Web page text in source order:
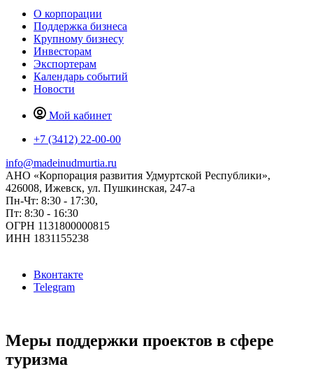
О корпорации
Поддержка бизнеса
Крупному бизнесу
Инвесторам
Экспортерам
Календарь событий
Новости
Мой кабинет
+7 (3412) 22-00-00
info@madeinudmurtia.ru
АНО «Корпорация развития Удмуртской Республики»,
426008, Ижевск, ул. Пушкинская, 247-а
Пн-Чт: 8:30 - 17:30,
Пт: 8:30 - 16:30
ОГРН 1131800000815
ИНН 1831155238
Вконтакте
Telegram
Меры поддержки проектов в сфере
туризма